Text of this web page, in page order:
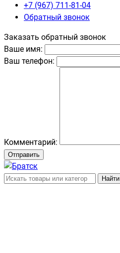
+7 (967) 711-81-04
Обратный звонок
Заказать обратный звонок
Ваше имя:
Ваш телефон:
Комментарий:
Отправить
Найти